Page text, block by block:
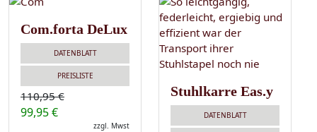
Com.forta DeLux
DATENBLATT
PREISLISTE
110,95 €
99,95 €
zzgl. Mwst
Stuhlkarre Eas.y
DATENBLATT